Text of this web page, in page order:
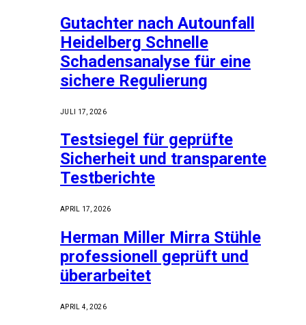
Gutachter nach Autounfall
Heidelberg Schnelle
Schadensanalyse für eine
sichere Regulierung
JULI 17, 2026
Testsiegel für geprüfte
Sicherheit und transparente
Testberichte
APRIL 17, 2026
Herman Miller Mirra Stühle
professionell geprüft und
überarbeitet
APRIL 4, 2026